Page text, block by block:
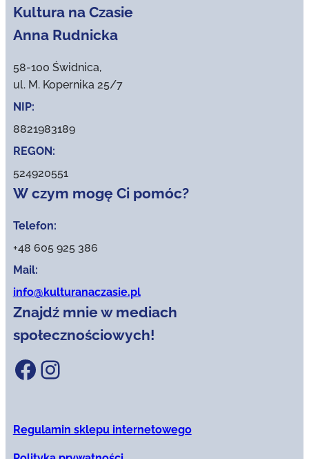
Kultura na Czasie
Anna Rudnicka
58-100 Świdnica,
ul. M. Kopernika 25/7
NIP:
8821983189
REGON:
524920551
W czym mogę Ci pomóc?
Telefon:
+48 605 925 386
Mail:
info@kulturanaczasie.pl
Znajdź mnie w mediach
społecznościowych!
Facebook Instagram
Regulamin sklepu internetowego